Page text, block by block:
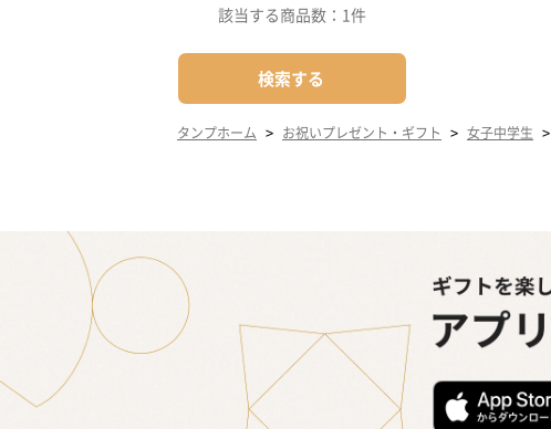
該当する商品数： 1件
検索する
タンプホーム > お祝いプレゼント・ギフト > 女子中学生 >